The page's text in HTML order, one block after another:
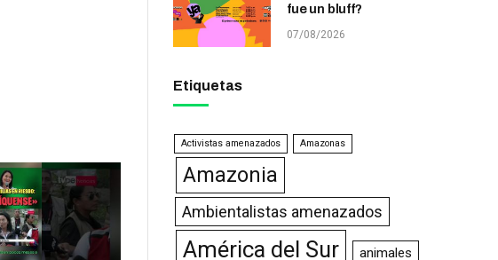
fue un bluff?
07/08/2026
Etiquetas
Activistas amenazados Amazonas
Amazonia
Ambientalistas amenazados
América del Sur animales